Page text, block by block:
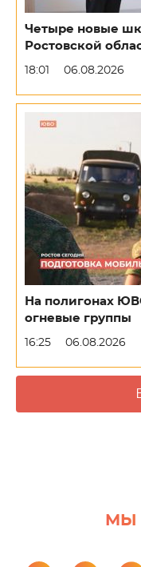
Четыре новые
Ростовской
18:01 06.08.2026
На полигонах
огневые группы
16:25 06.08.2026
МЫ